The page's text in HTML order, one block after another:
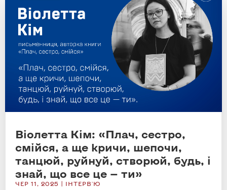
Віолетта Кім: «Плач, сестро,
смійся, а ще кричи, шепочи,
танцюй, руйнуй, створюй, будь, і
знай, що все це — ти»
ЧЕР 11, 2025 | ІНТЕРВ'Ю